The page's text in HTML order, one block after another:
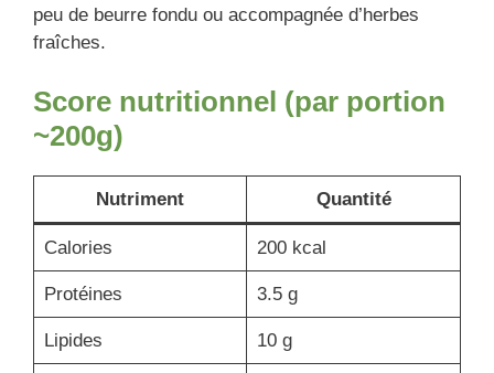
peu de beurre fondu ou accompagnée d’herbes
fraîches.
Score nutritionnel (par portion
~200g)
Nutriment Quantité
Calories 200 kcal
Protéines 3.5 g
Lipides 10 g